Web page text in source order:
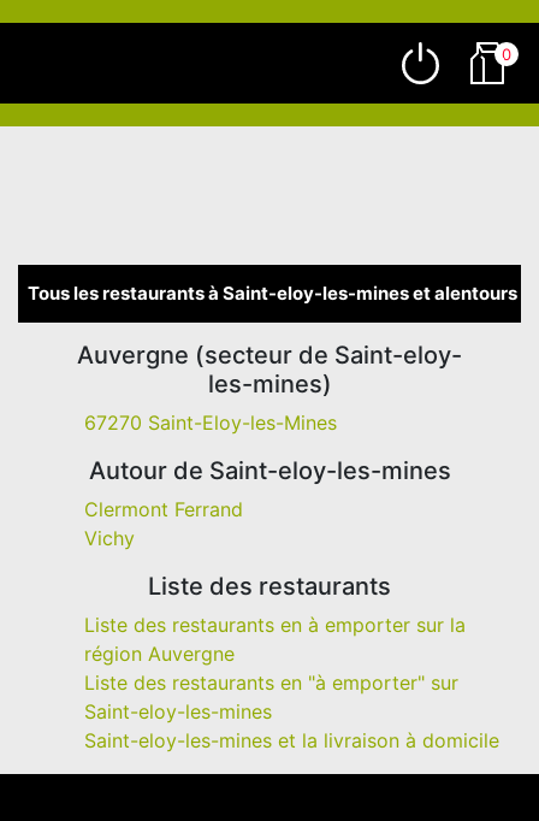
0
Tous les restaurants à Saint-eloy-les-mines et alentours
Auvergne (secteur de Saint-eloy-
les-mines)
67270 Saint-Eloy-les-Mines
Autour de Saint-eloy-les-mines
Clermont Ferrand
Vichy
Liste des restaurants
Liste des restaurants en à emporter sur la
région Auvergne
Liste des restaurants en "à emporter" sur
Saint-eloy-les-mines
Saint-eloy-les-mines et la livraison à domicile